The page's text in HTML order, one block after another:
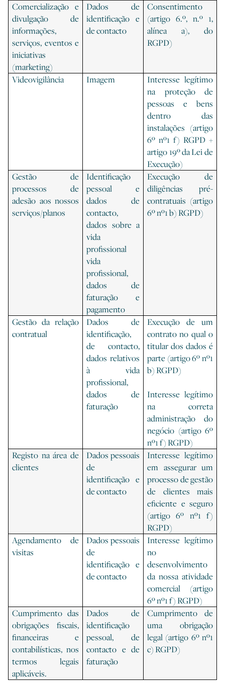
Comercialização e
divulgação de
informações,
serviços, eventos e
iniciativas
(marketing)
Dados de
identificação e
de contacto
Consentimento
(artigo 6.º, n.º 1,
alínea a), do
RGPD)
Videovigilância Imagem
Interesse legítimo
na proteção de
pessoas e bens
dentro das
instalações (artigo
6º nº1 f) RGPD +
artigo 19º da Lei de
Execução)
Gestão de
processos de
adesão aos nossos
serviços/planos
Identificação
pessoal e
dados de
contacto,
dados sobre a
vida
profissional
vida
profissional,
dados de
faturação e
pagamento
Execução de
diligências pré-
contratuais (artigo
6º nº1 b) RGPD)
Gestão da relação
contratual
Dados de
identificação,
de contacto,
dados relativos
à vida
profissional,
dados de
faturação
Execução de um
contrato no qual o
titular dos dados é
parte (artigo 6º nº1
b) RGPD)
Interesse legítimo
na correta
administração do
negócio (artigo 6º
nº1 f) RGPD)
Registo na área de
clientes
Dados pessoais
de
identificação e
de contacto
Interesse legítimo
em assegurar um
processo de gestão
de clientes mais
eficiente e seguro
(artigo 6º nº1 f)
RGPD)
Agendamento de
visitas
Dados pessoais
de
identificação e
de contacto
Interesse legítimo
no
desenvolvimento
da nossa atividade
comercial (artigo
6º nº1 f) RGPD)
Cumprimento das
obrigações fiscais,
financeiras e
contabilísticas, nos
termos legais
aplicáveis.
Dados de
identificação
pessoal, de
contacto e de
faturação
Cumprimento de
uma obrigação
legal (artigo 6º nº1
c) RGPD)